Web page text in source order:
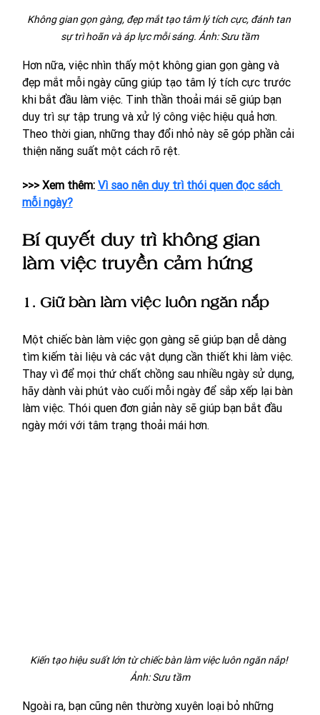
Không gian gọn gàng, đẹp mắt tạo tâm lý tích cực, đánh tan
sự trì hoãn và áp lực mỗi sáng. Ảnh: Sưu tầm
Hơn nữa, việc nhìn thấy một không gian gọn gàng và
đẹp mắt mỗi ngày cũng giúp tạo tâm lý tích cực trước
khi bắt đầu làm việc. Tinh thần thoải mái sẽ giúp bạn
duy trì sự tập trung và xử lý công việc hiệu quả hơn.
Theo thời gian, những thay đổi nhỏ này sẽ góp phần cải
thiện năng suất một cách rõ rệt.
>>> Xem thêm: Vì sao nên duy trì thói quen đọc sách
mỗi ngày?
Bí quyết duy trì không gian
làm việc truyền cảm hứng
1. Giữ bàn làm việc luôn ngăn nắp
Một chiếc bàn làm việc gọn gàng sẽ giúp bạn dễ dàng
tìm kiếm tài liệu và các vật dụng cần thiết khi làm việc.
Thay vì để mọi thứ chất chồng sau nhiều ngày sử dụng,
hãy dành vài phút vào cuối mỗi ngày để sắp xếp lại bàn
làm việc. Thói quen đơn giản này sẽ giúp bạn bắt đầu
ngày mới với tâm trạng thoải mái hơn.
Kiến tạo hiệu suất lớn từ chiếc bàn làm việc luôn ngăn nắp!
Ảnh: Sưu tầm
Ngoài ra, bạn cũng nên thường xuyên loại bỏ những